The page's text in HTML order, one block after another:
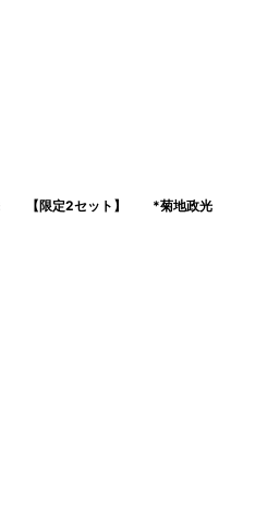
添 【限定2セット】 *菊地政光